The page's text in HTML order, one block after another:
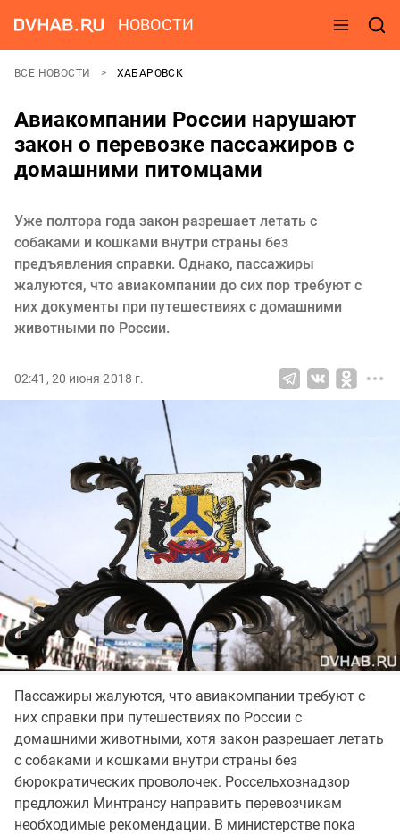
НОВОСТИ
ВСЕ НОВОСТИ ХАБАРОВСК
Авиакомпании России нарушают
закон о перевозке пассажиров с
домашними питомцами
Уже полтора года закон разрешает летать с
собаками и кошками внутри страны без
предъявления справки. Однако, пассажиры
жалуются, что авиакомпании до сих пор требуют с
них документы при путешествиях с домашними
животными по России.
02:41, 20 июня 2018 г.
Пассажиры жалуются, что авиакомпании требуют с
них справки при путешествиях по России с
домашними животными, хотя закон разрешает летать
с собаками и кошками внутри страны без
бюрократических проволочек. Россельхознадзор
предложил Минтрансу направить перевозчикам
необходимые рекомендации. В министерстве пока